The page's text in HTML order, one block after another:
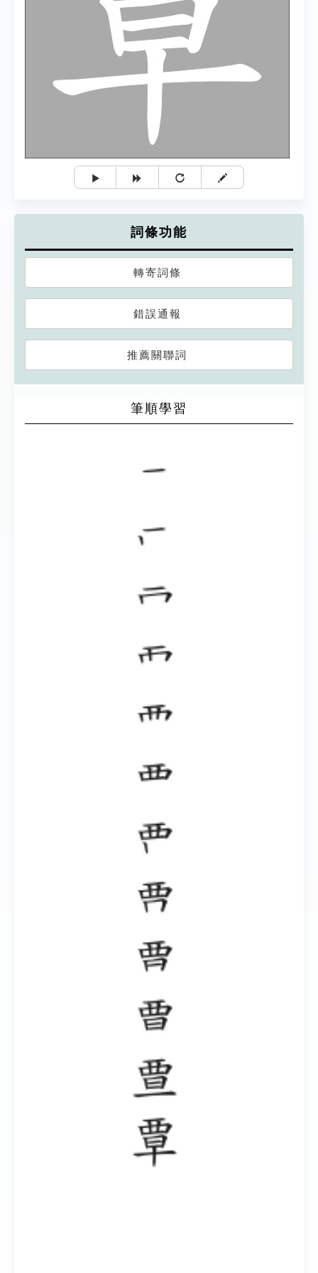
詞條功能
轉寄詞條
錯誤通報
推薦關聯詞
筆順學習